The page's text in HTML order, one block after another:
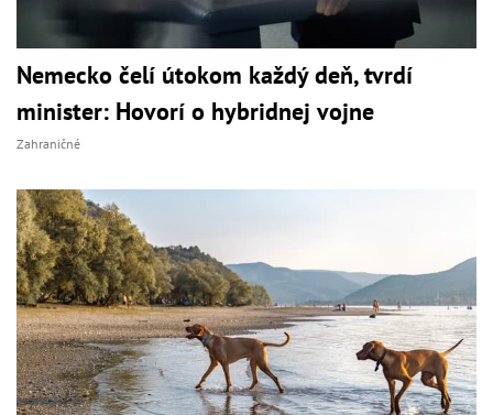
Nemecko čelí útokom každý deň, tvrdí
minister: Hovorí o hybridnej vojne
Zahraničné